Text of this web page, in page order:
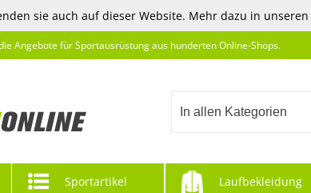
sie auch auf dieser Website. Mehr dazu in unseren
Angebote für Sportausrüstung aus hunderten Online-Shops.
In allen Kategorien
Sportartikel Laufbekleidung